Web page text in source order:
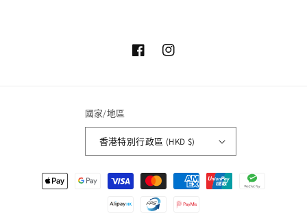
FacebookInstagram
國家/地區
香港特別行政區 (HKD $)